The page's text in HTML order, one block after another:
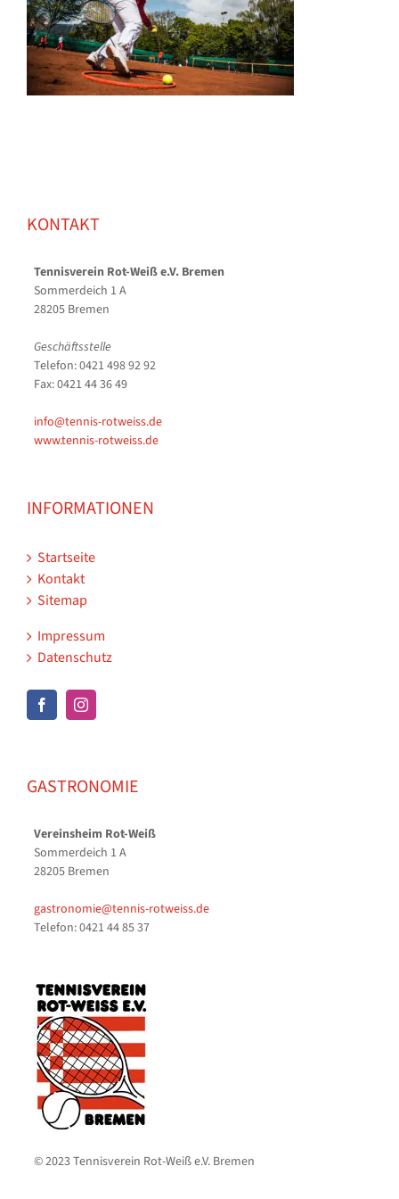
KONTAKT
Tennisverein Rot-Weiß e.V. Bremen
Sommerdeich 1 A
28205 Bremen
Geschäftsstelle
Telefon: 0421 498 92 92
Fax: 0421 44 36 49
info@tennis-rotweiss.de
www.tennis-rotweiss.de
INFORMATIONEN
Startseite
Kontakt
Sitemap
Impressum
Datenschutz
GASTRONOMIE
Vereinsheim Rot-Weiß
Sommerdeich 1 A
28205 Bremen
gastronomie@tennis-rotweiss.de
Telefon: 0421 44 85 37
© 2023 Tennisverein Rot-Weiß e.V. Bremen